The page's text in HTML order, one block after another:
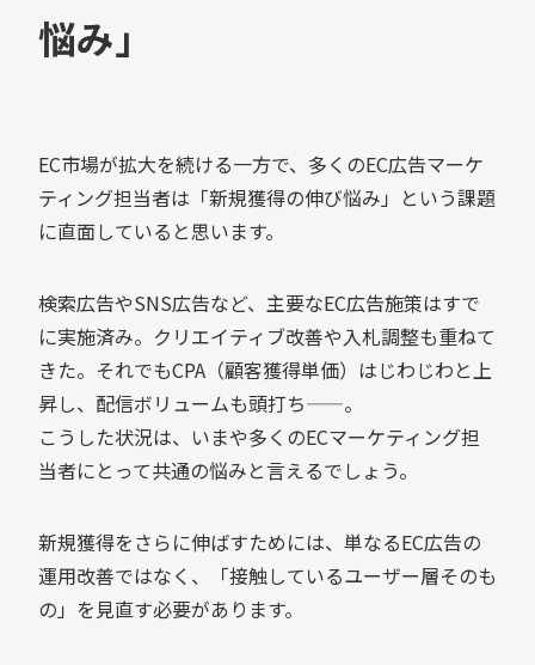
悩み」
EC市場が拡大を続ける一方で、多くのEC広告マーケ
ティング担当者は「新規獲得の伸び悩み」という課題
に直面していると思います。
検索広告やSNS広告など、主要なEC広告施策はすで
に実施済み。クリエイティブ改善や入札調整も重ねて
きた。それでもCPA（顧客獲得単価）はじわじわと上
昇し、配信ボリュームも頭打ち——。
こうした状況は、いまや多くのECマーケティング担
当者にとって共通の悩みと言えるでしょう。
新規獲得をさらに伸ばすためには、単なるEC広告の
運用改善ではなく、「接触しているユーザー層そのも
の」を見直す必要があります。